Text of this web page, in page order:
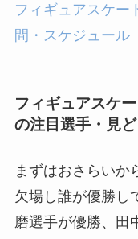
フィギュアスケ
間・スケジュール
フィギュアスケ
の注目選手・見
まずはおさらいか
欠場し誰が優勝し
磨選手が優勝、田